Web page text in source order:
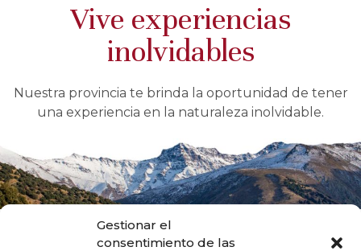
Gestionar el
consentimiento de las
Vive experiencias
inolvidables
Nuestra provincia te brinda la oportunidad de tener
una experiencia en la naturaleza inolvidable.